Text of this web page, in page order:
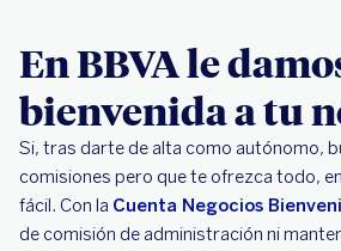
En BBVA le
bienvenida a tu
Si, tras darte de alta como autónomo,
comisiones pero que te ofrezca todo,
fácil. Con la Cuenta Negocios
de comisión de administración ni